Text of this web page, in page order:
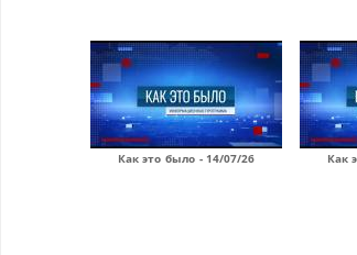
Как это было - 14/07/26 Как